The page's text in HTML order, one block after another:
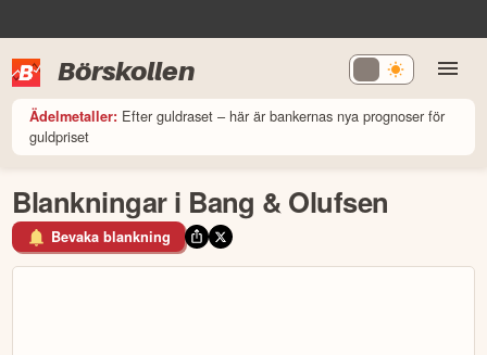
Börskollen
Ädelmetaller: Efter guldraset – här är bankernas nya prognoser för
guldpriset
Blankningar i Bang & Olufsen
Bevaka blankning